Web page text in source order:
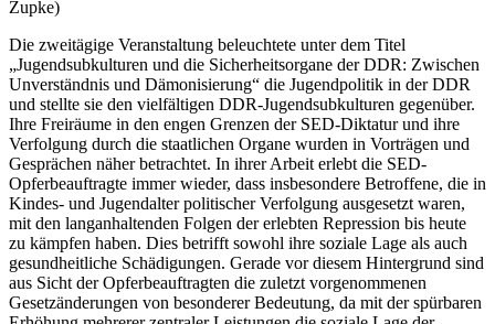
Zupke)
Die zweitägige Veranstaltung beleuchtete unter dem Titel
„Jugendsubkulturen und die Sicherheitsorgane der DDR: Zwischen
Unverständnis und Dämonisierung“ die Jugendpolitik in der DDR
und stellte sie den vielfältigen DDR-Jugendsubkulturen gegenüber.
Ihre Freiräume in den engen Grenzen der SED-Diktatur und ihre
Verfolgung durch die staatlichen Organe wurden in Vorträgen und
Gesprächen näher betrachtet. In ihrer Arbeit erlebt die SED-
Opferbeauftragte immer wieder, dass insbesondere Betroffene, die in
Kindes- und Jugendalter politischer Verfolgung ausgesetzt waren,
mit den langanhaltenden Folgen der erlebten Repression bis heute
zu kämpfen haben. Dies betrifft sowohl ihre soziale Lage als auch
gesundheitliche Schädigungen. Gerade vor diesem Hintergrund sind
aus Sicht der Opferbeauftragten die zuletzt vorgenommenen
Gesetzänderungen von besonderer Bedeutung, da mit der spürbaren